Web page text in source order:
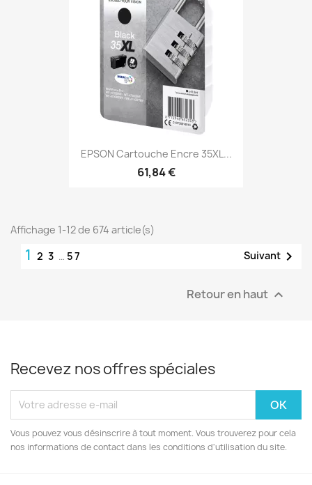
EPSON Cartouche Encre 35XL...
61,84 €
Affichage 1-12 de 674 article(s)
1 2 3 … 57 Suivant 
Retour en haut 
Recevez nos offres spéciales
Vous pouvez vous désinscrire à tout moment. Vous trouverez pour cela
nos informations de contact dans les conditions d'utilisation du site.